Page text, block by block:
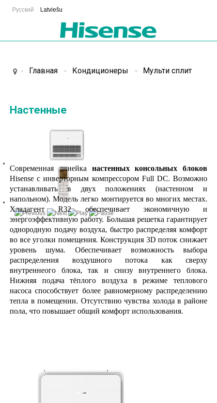
Русский Latviešu
Главная Кондиционеры Мульти сплит
Настенные
Современная линейка настенных консольных блоков
Hisense с инверторным компрессором Full DC. Возможно
устанавливать в двух положениях (настенном и
напольном). Модель легко монтируется во многих местах.
Хладагент R32 обеспечивает экономичную и
энергоэффективную работу. Большая решетка гарантирует
однородную подачу воздуха, быстро распределяя комфорт
во все уголки помещения. Конструкция 3D поток снижает
уровень шума. Обеспечивает возможность выбора
распределения воздушного потока как сверху
внутреннеого блока, так и снизу внутреннего блока.
Нижняя подача тёплого воздуха в режиме теплового
насоса способствует более равномерному распределению
тепла в помещении. Отсутствию чувства холода в районе
пола, что повышает общий комфорт использования.